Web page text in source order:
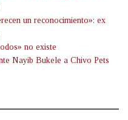
un reconocimiento»: ex
no existe
Nayib Bukele a Chivo Pets